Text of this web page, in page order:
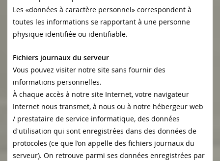
Les «données à caractère personnel» correspondent à
toutes les informations se rapportant à une personne
physique identifiée ou identifiable.
Fichiers journaux du serveur
Vous pouvez visiter notre site sans fournir des
informations personnelles.
À chaque accès à notre site Internet, votre navigateur
Internet nous transmet, à nous ou à notre hébergeur web
/ prestataire de service informatique, des données
d'utilisation qui sont enregistrées dans des données de
protocoles (ce que l’on appelle des fichiers journaux du
serveur). On retrouve parmi ses données enregistrées par